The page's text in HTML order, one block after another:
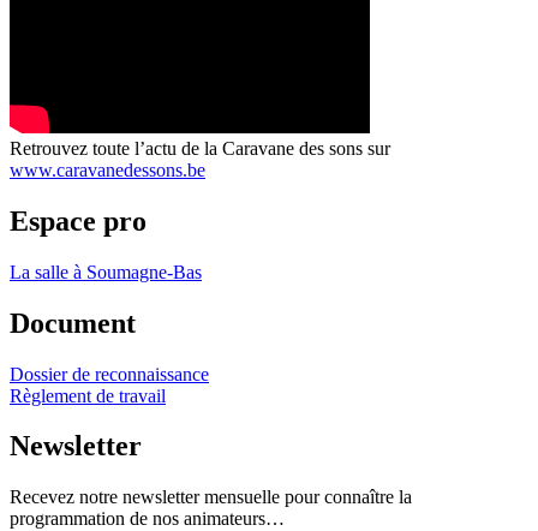
Retrouvez toute l’actu de la Caravane des sons sur
www.caravanedessons.be
Espace pro
La salle à Soumagne-Bas
Document
Dossier de reconnaissance
Règlement de travail
Newsletter
Recevez notre newsletter mensuelle pour connaître la
programmation de nos animateurs…